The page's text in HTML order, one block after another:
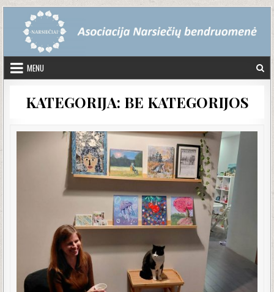
Skip to content
MENU
KATEGORIJA: BE KATEGORIJOS